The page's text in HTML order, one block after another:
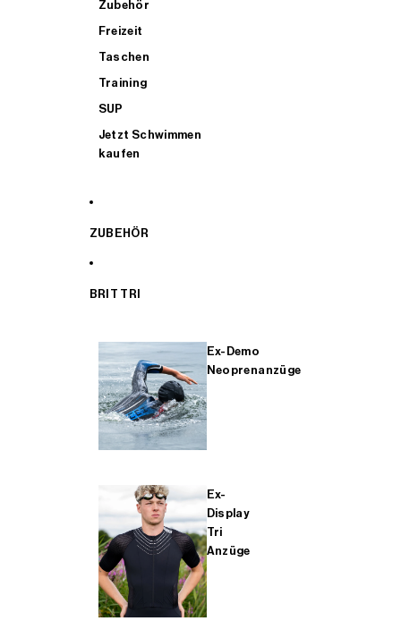
Zubehör
Freizeit
Taschen
Training
SUP
Jetzt Schwimmen
kaufen
ZUBEHÖR
BRIT TRI
Ex-Demo
Neoprenanzüge
Ex-
Display
Tri
Anzüge